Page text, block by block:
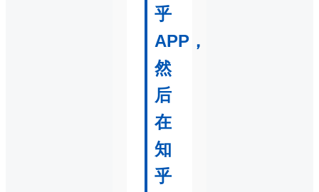
乎
APP，
然
后
在
知
乎